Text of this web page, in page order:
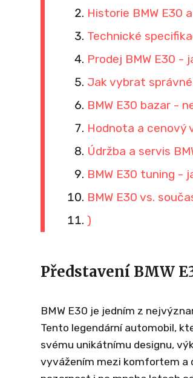
Historie BMW E30
Technické
Prodej BMW E30 -
Jak vybrat
BMW E30 bazar -
Hodnota a cenový
Údržba a servis
BMW E30 tuning -
BMW E30 vs.
)
Představení BMW
BMW E30 je jedním z
Tento legendární automobil,
svému unikátnímu designu,
vyvážením mezi komfortem a